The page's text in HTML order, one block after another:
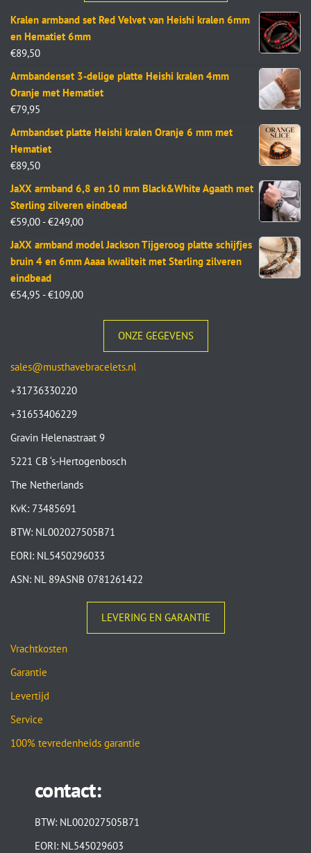
Kralen armband set Red Velvet van Heishi kralen 6mm
en Hematiet 6mm
€89,50
Armbandenset 3-delige platte Heishi kralen 4mm
Oranje met Hematiet
€79,95
Armbandset platte Heishi kralen Oranje 6 mm met
Hematiet
€89,50
JaXX armband 6,8 en 10 mm Black&White Agaath met
Sterling zilveren eindbead
€59,00 - €249,00
JaXX armband model Jackson Tijgeroog platte schijfjes
bruin 4 en 6mm Aaaa kwaliteit met Sterling zilveren
eindbead
€54,95 - €109,00
ONZE GEGEVENS
sales@musthavebracelets.nl
+31736330220
+31653406229
Gravin Helenastraat 9
5221 CB ‘s-Hertogenbosch
The Netherlands
KvK: 73485691
BTW: NL002027505B71
EORI: NL5450296033
ASN: NL 89ASNB 0781261422
LEVERING EN GARANTIE
Vrachtkosten
Garantie
Levertijd
Service
100% tevredenheids garantie
contact:
BTW: NL002027505B71
EORI: NL545029603